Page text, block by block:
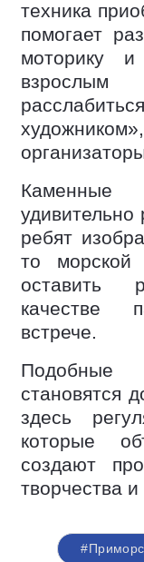
техника
помогает
моторику
взрослым
Каменные
удивительно
ребят
то
оставить
качестве
встрече.
становятся
здесь
которые
создают
творчества